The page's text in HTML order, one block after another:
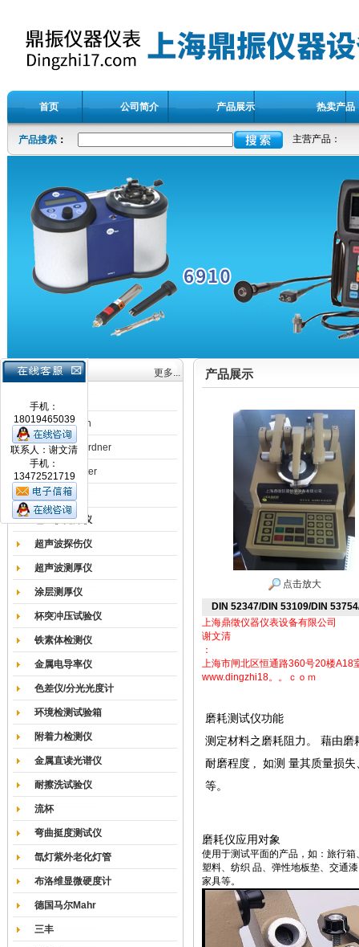
首页 公司简介 产品展示 热卖产品
产品搜索 ： 主营产品：
手机：
18019465039
联系人：谢文清
手机：
13472521719
产品目录 更多...
涂膜机
德国Erichsen
德国BYK-Gardner
英国Elcometer
耐磨试验机
色差仪光泽仪
超声波探伤仪
超声波测厚仪
涂层测厚仪
杯突冲压试验仪
铁素体检测仪
金属电导率仪
色差仪/分光光度计
环境检测试验箱
附着力检测仪
金属直读光谱仪
耐擦洗试验仪
流杯
弯曲挺度测试仪
氙灯紫外老化灯管
布洛维显微硬度计
德国马尔Mahr
三丰
产品展示
点击放大
DIN 52347/DIN 53109/DIN
上海鼎徵仪器仪表设备有限公司
谢文清
：
上海市闸北区恒通路360号20楼A18
www.dingzhi18。。ｃｏｍ
磨耗测试仪功能
测定材料之磨耗阻力。 藉由磨
耐磨程度 , 如测 量其质量损失
等。
磨耗仪应用对象
使用于测试平面的产品，如：旅行
塑料、纺织 品、弹性地板垫、交通
家具等。